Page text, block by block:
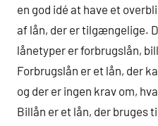
en god idé at have et
af lån, der er tilgængelige.
lånetyper er forbrugslån,
Forbrugslån er et lån, der
og der er ingen krav om,
Billån er et lån, der bruges